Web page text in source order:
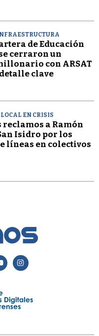
de Educación
cerraron un
con ARSAT
clave
EN CRISIS
reclamos a Ramón
Isidro por los
líneas en colectivos